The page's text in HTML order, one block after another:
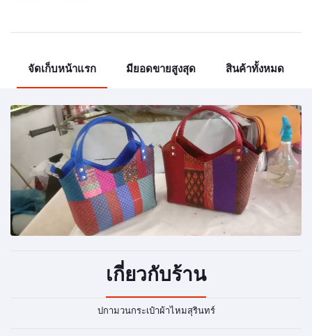
จัดเก็บหน้าแรก มียอดขายสูงสุด สินค้าทั้งหมด
เกี่ยวกับร้าน
ปกามวนกระเป๋าผ้าไหมสุรินทร์